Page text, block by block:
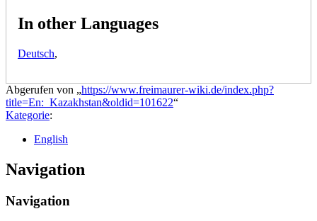
In other Languages
Deutsch,
Abgerufen von „https://www.freimaurer-wiki.de/index.php?
title=En:_Kazakhstan&oldid=101622“
Kategorie:
English
Navigation
Navigation